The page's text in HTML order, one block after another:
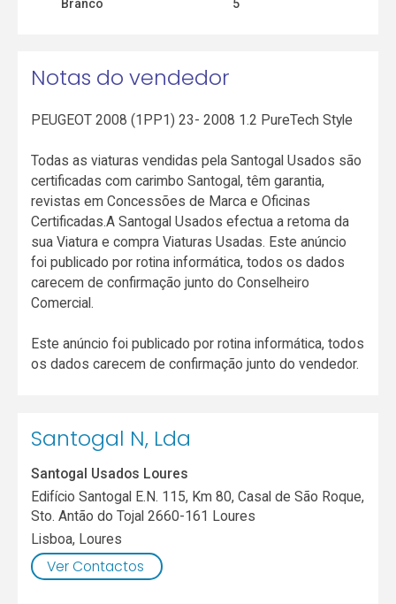
Branco
5
Notas do vendedor
PEUGEOT 2008 (1PP1) 23- 2008 1.2 PureTech Style
Todas as viaturas vendidas pela Santogal Usados são
certificadas com carimbo Santogal, têm garantia,
revistas em Concessões de Marca e Oficinas
Certificadas.A Santogal Usados efectua a retoma da
sua Viatura e compra Viaturas Usadas. Este anúncio
foi publicado por rotina informática, todos os dados
carecem de confirmação junto do Conselheiro
Comercial.
Este anúncio foi publicado por rotina informática, todos
os dados carecem de confirmação junto do vendedor.
Santogal N, Lda
Santogal Usados Loures
Edifício Santogal E.N. 115, Km 80, Casal de São Roque,
Sto. Antão do Tojal 2660-161 Loures
Lisboa, Loures
Ver Contactos